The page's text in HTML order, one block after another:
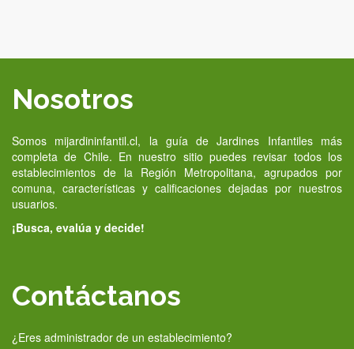
Nosotros
Somos mijardininfantil.cl, la guía de Jardines Infantiles más
completa de Chile. En nuestro sitio puedes revisar todos los
establecimientos de la Región Metropolitana, agrupados por
comuna, características y calificaciones dejadas por nuestros
usuarios.
¡Busca, evalúa y decide!
Contáctanos
¿Eres administrador de un establecimiento?